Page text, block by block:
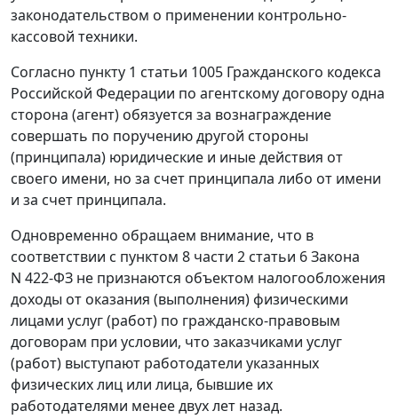
законодательством о применении контрольно-
кассовой техники.
Согласно пункту 1 статьи 1005 Гражданского кодекса
Российской Федерации по агентскому договору одна
сторона (агент) обязуется за вознаграждение
совершать по поручению другой стороны
(принципала) юридические и иные действия от
своего имени, но за счет принципала либо от имени
и за счет принципала.
Одновременно обращаем внимание, что в
соответствии с пунктом 8 части 2 статьи 6 Закона
N 422-ФЗ не признаются объектом налогообложения
доходы от оказания (выполнения) физическими
лицами услуг (работ) по гражданско-правовым
договорам при условии, что заказчиками услуг
(работ) выступают работодатели указанных
физических лиц или лица, бывшие их
работодателями менее двух лет назад.